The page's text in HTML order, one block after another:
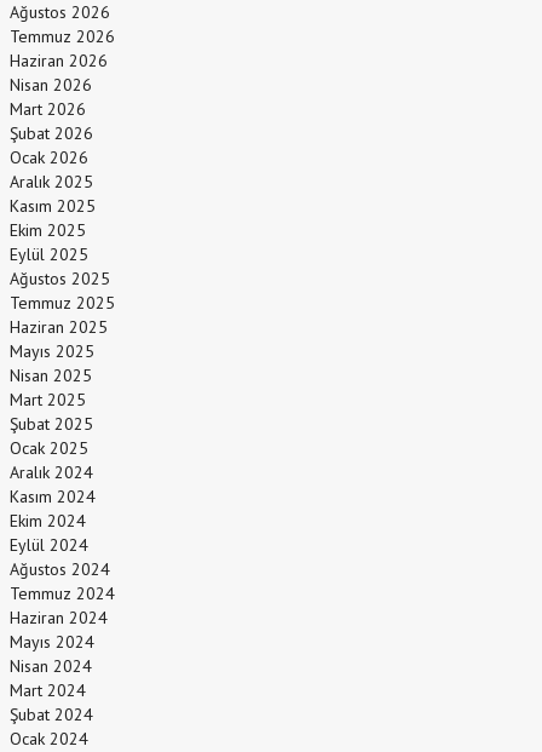
Ağustos 2026
Temmuz 2026
Haziran 2026
Nisan 2026
Mart 2026
Şubat 2026
Ocak 2026
Aralık 2025
Kasım 2025
Ekim 2025
Eylül 2025
Ağustos 2025
Temmuz 2025
Haziran 2025
Mayıs 2025
Nisan 2025
Mart 2025
Şubat 2025
Ocak 2025
Aralık 2024
Kasım 2024
Ekim 2024
Eylül 2024
Ağustos 2024
Temmuz 2024
Haziran 2024
Mayıs 2024
Nisan 2024
Mart 2024
Şubat 2024
Ocak 2024